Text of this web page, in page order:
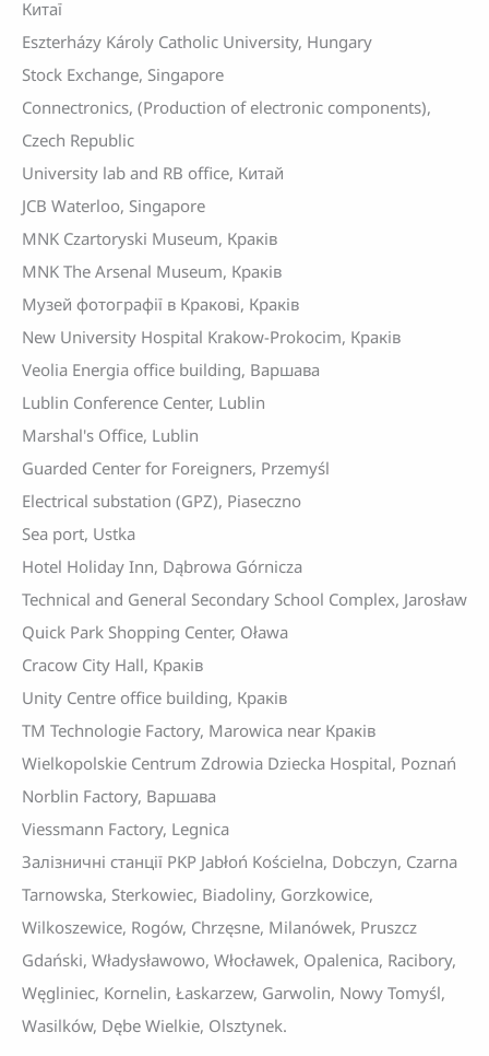
Китаї
Eszterházy Károly Catholic University, Hungary
Stock Exchange, Singapore
Connectronics, (Production of electronic components),
Czech Republic
University lab and RB office, Китай
JCB Waterloo, Singapore
MNK Czartoryski Museum, Краків
MNK The Arsenal Museum, Краків
Музей фотографії в Кракові, Краків
New University Hospital Krakow-Prokocim, Краків
Veolia Energia office building, Варшава
Lublin Conference Center, Lublin
Marshal's Office, Lublin
Guarded Center for Foreigners, Przemyśl
Electrical substation (GPZ), Piaseczno
Sea port, Ustka
Hotel Holiday Inn, Dąbrowa Górnicza
Technical and General Secondary School Complex, Jarosław
Quick Park Shopping Center, Oława
Cracow City Hall, Краків
Unity Centre office building, Краків
TM Technologie Factory, Marowica near Краків
Wielkopolskie Centrum Zdrowia Dziecka Hospital, Poznań
Norblin Factory, Варшава
Viessmann Factory, Legnica
Залізничні станції PKP Jabłoń Kościelna, Dobczyn, Czarna
Tarnowska, Sterkowiec, Biadoliny, Gorzkowice,
Wilkoszewice, Rogów, Chrzęsne, Milanówek, Pruszcz
Gdański, Władysławowo, Włocławek, Opalenica, Racibory,
Węgliniec, Kornelin, Łaskarzew, Garwolin, Nowy Tomyśl,
Wasilków, Dębe Wielkie, Olsztynek.